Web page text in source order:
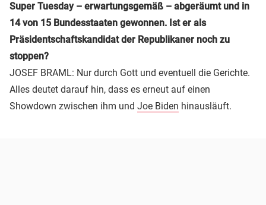
Super Tuesday – erwartungsgemäß – abgeräumt und in
14 von 15 Bundesstaaten gewonnen. Ist er als
Präsidentschaftskandidat der Republikaner noch zu
stoppen?
JOSEF BRAML: Nur durch Gott und eventuell die Gerichte.
Alles deutet darauf hin, dass es erneut auf einen
Showdown zwischen ihm und Joe Biden hinausläuft.